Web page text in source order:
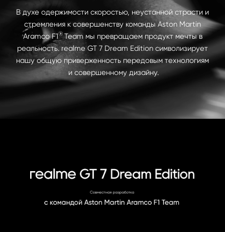
В духе одержимости скоростью, неустанной страсти и
стремления к совершенству команды Aston Martin
Aramco F1   Team мы превращаем продукт мечты в
реальность. realme GT 7 Dream Edition символизирует
нашу общую приверженность передовым технологиям
и совершенному дизайну.
®